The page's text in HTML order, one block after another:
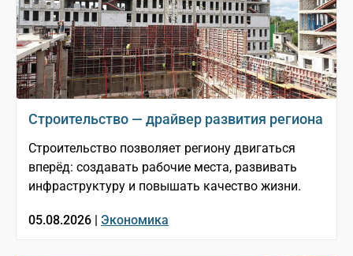
Строительство — драйвер развития региона
Строительство позволяет региону двигаться
вперёд: создавать рабочие места, развивать
инфраструктуру и повышать качество жизни.
05.08.2026 | Экономика